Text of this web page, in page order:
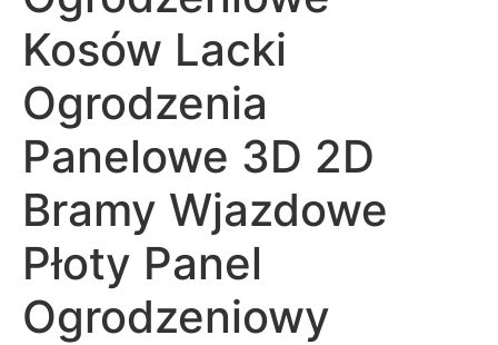
Kosów Lacki
Ogrodzenia
Panelowe 3D 2D
Bramy Wjazdowe
Płoty Panel
Ogrodzeniowy